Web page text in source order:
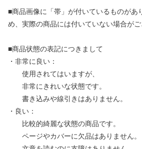
■商品画像に「帯」が付いているものがあ
め、実際の商品には付いていない場合がご
■商品状態の表記につきまして
・非常に良い：
使用されてはいますが、
非常にきれいな状態です。
書き込みや線引きはありません。
・良い：
比較的綺麗な状態の商品です。
ページやカバーに欠品はありません。